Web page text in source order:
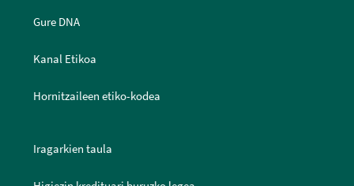
Gure DNA
Kanal Etikoa
Hornitzaileen etiko-kodea
Iragarkien taula